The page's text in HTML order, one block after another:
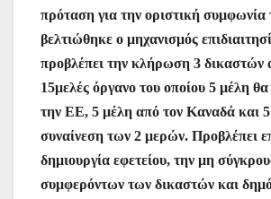
πρόταση για την οριστική
βελτιώθηκε ο μηχανισμός
προβλέπει την κλήρωση 3 δικαστών
15μελές όργανο του οποίου 5 μέλη θα
την ΕΕ, 5 μέλη από τον Καναδά και
συναίνεση των 2 μερών. Προβλέπει
δημιουργία εφετείου, την μη
συμφερόντων των δικαστών και